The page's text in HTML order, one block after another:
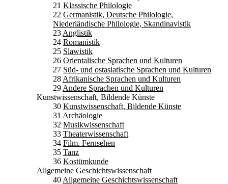
21 Klassische Philologie
22 Germanistik, Deutsche Philologie,
Niederländische Philologie, Skandinavistik
23 Anglistik
24 Romanistik
25 Slawistik
26 Orientalische Sprachen und Kulturen
27 Süd- und ostasiatische Sprachen und Kulturen
28 Afrikanische Sprachen und Kulturen
29 Andere Sprachen und Kulturen
Kunstwissenschaft, Bildende Künste
30 Kunstwissenschaft, Bildende Künste
31 Archäologie
32 Musikwissenschaft
33 Theaterwissenschaft
34 Film. Fernsehen
35 Tanz
36 Kostümkunde
Allgemeine Geschichtswissenschaft
40 Allgemeine Geschichtswissenschaft